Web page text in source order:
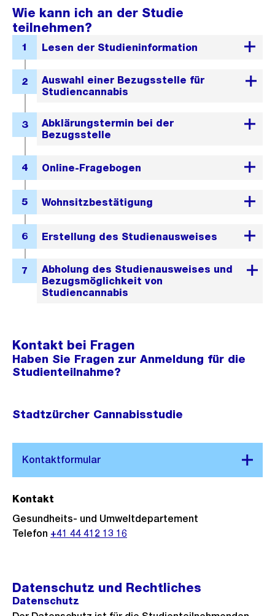
Wie kann ich an der Studie
teilnehmen?
Kontakt bei Fragen
Haben Sie Fragen zur Anmeldung für die
Studienteilnahme?
Stadtzürcher Cannabisstudie
Kontakt
Gesundheits- und Umweltdepartement
Telefon +41 44 412 13 16
Datenschutz und Rechtliches
Datenschutz